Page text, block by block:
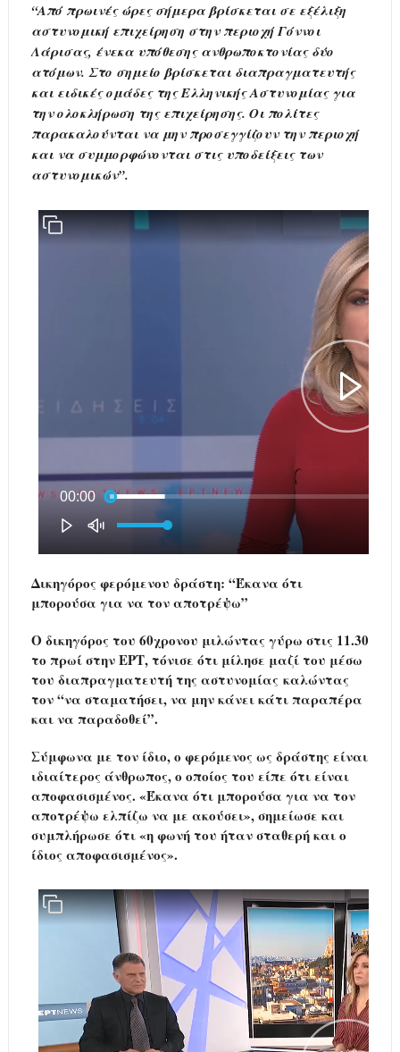
“Aπό πρωινές ώρες σήμερα βρίσκεται σε εξέλιξη
αστυνομική επιχείρηση στην περιοχή Γόννοι
Λάρισας, ένεκα υπόθεσης ανθρωποκτονίας δύο
ατόμων. Στο σημείο βρίσκεται διαπραγματευτής
και ειδικές ομάδες της Ελληνικής Αστυνομίας για
την ολοκλήρωση της επιχείρησης. Οι πολίτες
παρακαλούνται να μην προσεγγίζουν την περιοχή
και να συμμορφώνονται στις υποδείξεις των
αστυνομικών”.
Δικηγόρος φερόμενου δράστη: “Έκανα ότι
μπορούσα για να τον αποτρέψω”
Ο δικηγόρος του 60χρονου μιλώντας γύρω στις 11.30
το πρωί στην ΕΡΤ, τόνισε ότι μίλησε μαζί του μέσω
του διαπραγματευτή της αστυνομίας καλώντας
τον “να σταματήσει, να μην κάνει κάτι παραπέρα
και να παραδοθεί”.
Σύμφωνα με τον ίδιο, ο φερόμενος ως δράστης είναι
ιδιαίτερος άνθρωπος, ο οποίος του είπε ότι είναι
αποφασισμένος. «Έκανα ότι μπορούσα για να τον
αποτρέψω ελπίζω να με ακούσει», σημείωσε και
συμπλήρωσε ότι «η φωνή του ήταν σταθερή και ο
ίδιος αποφασισμένος».